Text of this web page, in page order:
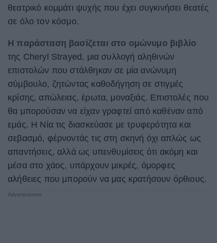
Hautes Grecians
Γάμος
Market News
θεατρικό κομμάτι ψυχής που έχει συγκινήσει θεατές
σε όλο τον κόσμο.
Η παράσταση βασίζεται στο ομώνυμο βιβλίο
της Cheryl Strayed, μια συλλογή αληθινών
επιστολών που στάλθηκαν σε μία ανώνυμη
σύμβουλο, ζητώντας καθοδήγηση σε στιγμές
κρίσης, απώλειας, έρωτα, μοναξιάς. Επιστολές που
θα μπορούσαν να είχαν γραφτεί από καθέναν από
εμάς. Η Νία τις διασκεύασε με τρυφερότητα και
σεβασμό, φέρνοντάς τις στη σκηνή όχι απλώς ως
απαντήσεις, αλλά ως υπενθυμίσεις ότι ακόμη και
μέσα στο χάος, υπάρχουν μικρές, όμορφες
αλήθειες που μπορούν να μας κρατήσουν όρθιους.